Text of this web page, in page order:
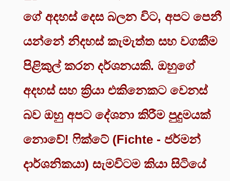
ගේ අදහස් දෙස බලන විට, අපට පෙනී
යන්නේ නිදහස් කැමැත්ත සහ වගකීම
පිළිකුල් කරන දර්ශනයකි. ඔහුගේ
අදහස් සහ ක්‍රියා එකිනෙකට වෙනස්
බව ඔහු අපට දේශනා කිරීම පුදුමයක්
නොවේ! ෆික්ටේ (Fichte - ජර්මන්
දාර්ශනිකයා) සැමවිටම කියා සිටියේ